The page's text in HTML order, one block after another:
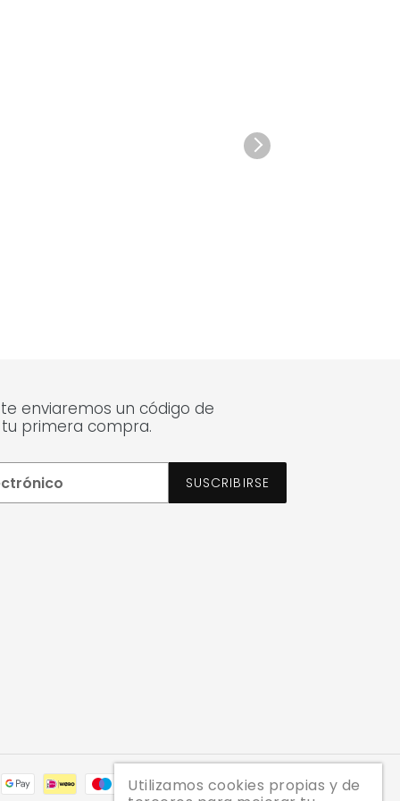
enviaremos un código de
tu primera compra.
SUSCRIBIRSE
Métodos
Utilizamos cookies propias y de